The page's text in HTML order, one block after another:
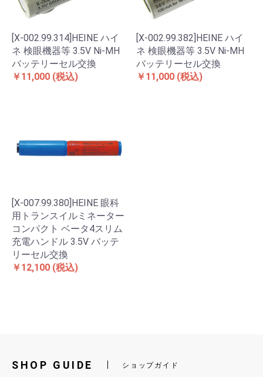
[X-002.99.314]HEINE ハイ
ネ 検眼機器等 3.5V Ni-MH
バッテリーセル交換
￥11,000 (税込)
[X-002.99.382]HEINE ハイ
ネ 検眼機器等 3.5V Ni-MH
バッテリーセル交換
￥11,000 (税込)
[X-007.99.380]HEINE 眼科
用トランスイルミネーター
コンパクト ベータ4スリム
充電ハンドル 3.5V バッテ
リーセル交換
￥12,100 (税込)
SHOP GUIDE ショップガイド